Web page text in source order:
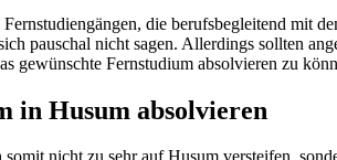
die berufsbegleitend mit
pauschal nicht sagen. Allerdings sollten
gewünschte Fernstudium absolvieren zu
in Husum absolvieren